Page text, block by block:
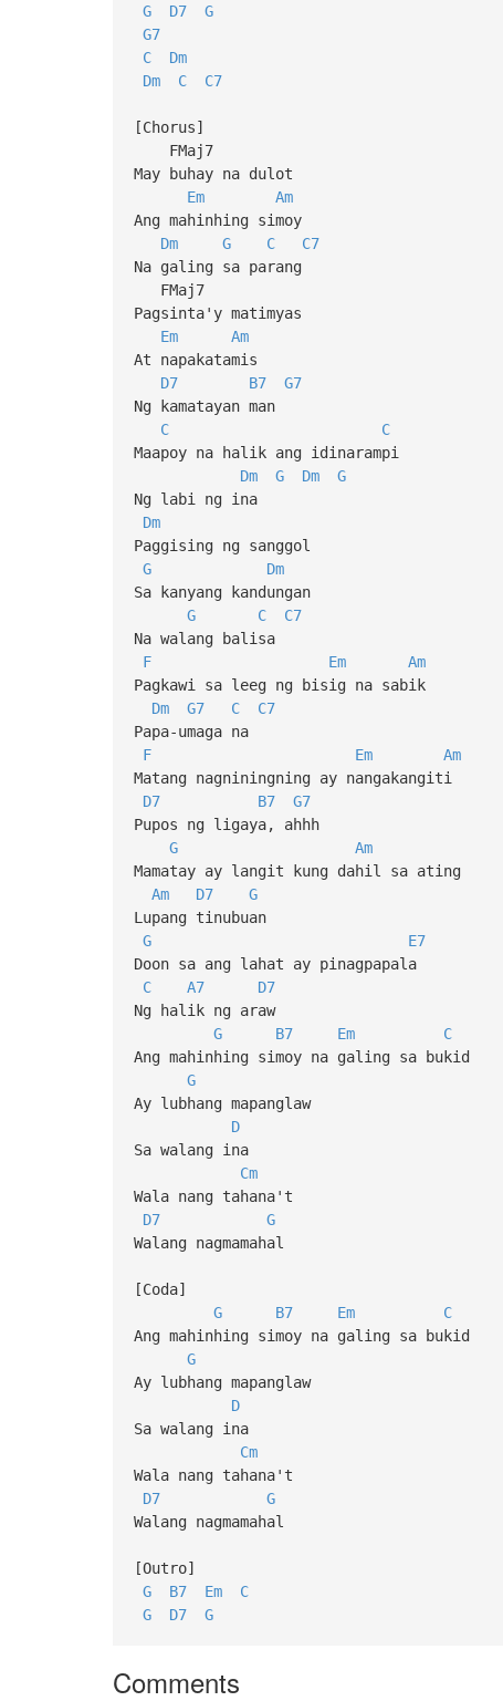
G
D7
G
G7
C
Dm
Dm
C C7
[Chorus]
FMaj7
May buhay na dulot
Em
Am
Ang mahinhing simoy
Dm
G C
C7
Na galing sa parang
FMaj7
Pagsinta'y matimyas
Em
Am
At napakatamis
D7
B7
G7
Ng kamatayan man
C
C
Maapoy na halik ang idinarampi
Dm
G Dm
G
Ng labi ng ina
Dm
Paggising ng sanggol
G
Dm
Sa kanyang kandungan
G
C
C7
Na walang balisa
F
Em
Am
Pagkawi sa leeg ng bisig na sabik
Dm
G7 C
C7
Papa-umaga na
F
Em
Am
Matang nagniningning ay nangakangiti
D7
B7
G7
Pupos ng ligaya, ahhh
G
Am
Mamatay ay langit kung dahil sa ating
Am
D7
G
Lupang tinubuan
G
E7
Doon sa ang lahat ay pinagpapala
C
A7
D7
Ng halik ng araw
G
B7 Em
C
Ang mahinhing simoy na galing sa bukid
G
Ay lubhang mapanglaw
D
Sa walang ina
Cm
Wala nang tahana't
D7
G
Walang nagmamahal
[Coda]
G
B7 Em
C
Ang mahinhing simoy na galing sa bukid
G
Ay lubhang mapanglaw
D
Sa walang ina
Cm
Wala nang tahana't
D7
G
Walang nagmamahal
[Outro]
G
B7 Em
C
G
D7 G
Comments